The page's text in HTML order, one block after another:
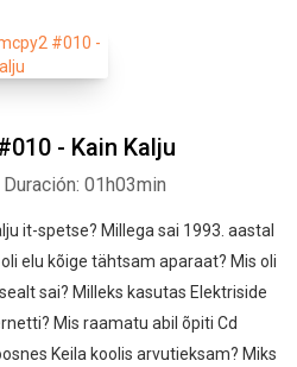
- Kain Kalju
Duración: 01h03min
it-spetse? Millega sai 1993. aastal
elu kõige tähtsam aparaat? Mis oli
sai? Milleks kasutas Elektriside
Mis raamatu abil õpiti Cd
Keila koolis arvutieksam? Miks